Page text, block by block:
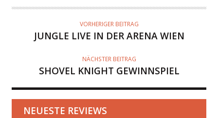
VORHERIGER BEITRAG
JUNGLE LIVE IN DER ARENA WIEN
NÄCHSTER BEITRAG
SHOVEL KNIGHT GEWINNSPIEL
NEUESTE REVIEWS